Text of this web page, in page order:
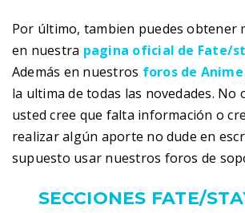
Por último, tambien puedes obtener
en nuestra pagina oficial de Fate/
Además en nuestros foros de Anime
la ultima de todas las novedades. No
usted cree que falta información o
realizar algún aporte no dude en
supuesto usar nuestros foros de
SECCIONES FATE/